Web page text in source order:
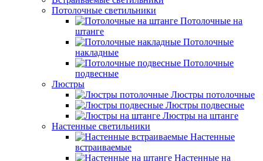
Потолочные светильники
Потолочные на
штанге
Потолочные
накладные
Потолочные
подвесные
Люстры
Люстры потолочные
Люстры подвесные
Люстры на штанге
Настенные светильники
Настенные
встраиваемые
Настенные на